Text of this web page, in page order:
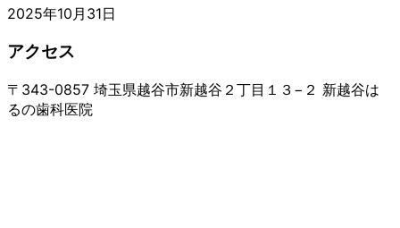
2025年10月31日
アクセス
〒343-0857 埼玉県越谷市新越谷２丁目１３−２ 新越谷は
るの歯科医院